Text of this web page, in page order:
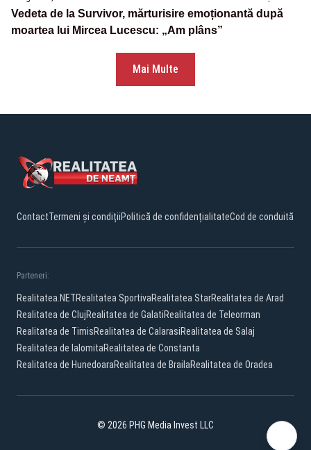
Vedeta de la Survivor, mărturisire emoționantă după
moartea lui Mircea Lucescu: „Am plâns”
Mai Multe
ContactTermeni și condițiiPolitică de confidențialitateCod de conduită
Parteneri:
Realitatea.NETRealitatea SportivaRealitatea StarRealitatea de Arad
Realitatea de ClujRealitatea de GalatiRealitatea de Teleorman
Realitatea de TimisRealitatea de CalarasiRealitatea de Salaj
Realitatea de IalomitaRealitatea de Constanta
Realitatea de HunedoaraRealitatea de BrailaRealitatea de Oradea
© 2026 PHG Media Invest LLC